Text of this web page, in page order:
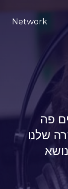
Network
פה
שלנו